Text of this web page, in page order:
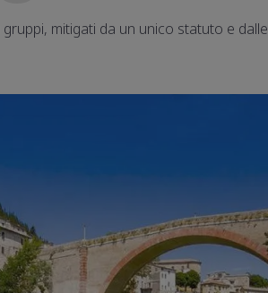
mitigati da un unico statuto e dalle